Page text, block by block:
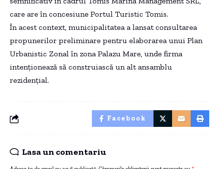
care are în concesiune Portul Turistic Tomis.
În acest context, municipalitatea a lansat consultarea
propunerilor preliminare pentru elaborarea unui Plan
Urbanistic Zonal în zona Palazu Mare, unde firma
intenționează să construiască un alt ansamblu
rezidențial.
Facebook
Lasa un comentariu